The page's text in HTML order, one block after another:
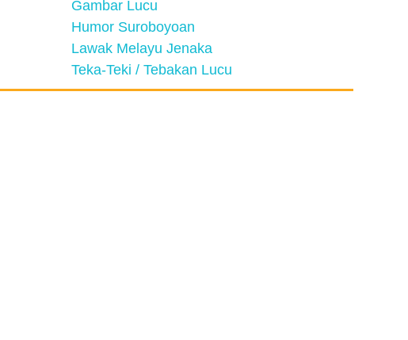
Gambar Lucu
Humor Suroboyoan
Lawak Melayu Jenaka
Teka-Teki / Tebakan Lucu